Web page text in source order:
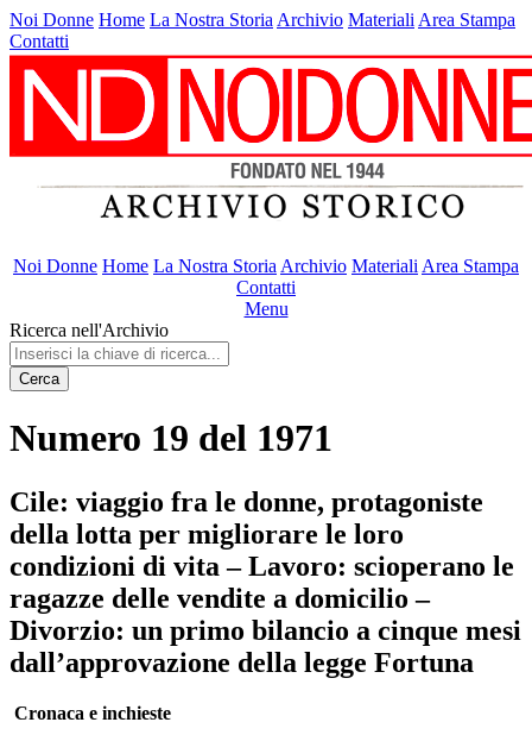
Noi Donne Home La Nostra Storia Archivio Materiali Area Stampa
Contatti
Noi Donne Home La Nostra Storia Archivio Materiali Area Stampa
Contatti
Menu
Ricerca nell'Archivio
Cerca
Numero 19 del 1971
Cile: viaggio fra le donne, protagoniste
della lotta per migliorare le loro
condizioni di vita – Lavoro: scioperano le
ragazze delle vendite a domicilio –
Divorzio: un primo bilancio a cinque mesi
dall’approvazione della legge Fortuna
Cronaca e inchieste